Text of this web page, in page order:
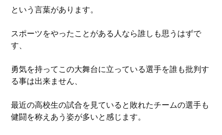
という言葉があります。
スポーツをやったことがある人なら誰しも思うはずで
す、
勇気を持ってこの大舞台に立っている選手を誰も批判す
る事は出来ません、
最近の高校生の試合を見ていると敗れたチームの選手も
健闘を称えあう姿が多いと感じます。